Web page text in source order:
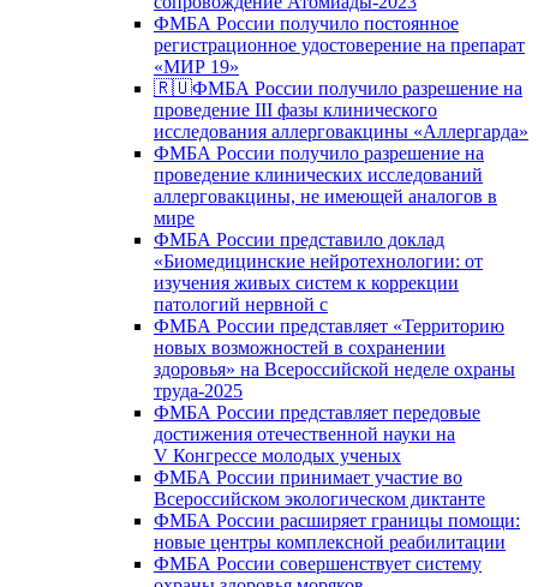
ФМБА России получило постоянное
регистрационное удостоверение на препарат
«МИР 19»
🇷🇺ФМБА России получило разрешение на
проведение III фазы клинического
исследования аллерговакцины «Аллергарда»
ФМБА России получило разрешение на
проведение клинических исследований
аллерговакцины, не имеющей аналогов в
мире
ФМБА России представило доклад
«Биомедицинские нейротехнологии: от
изучения живых систем к коррекции
патологий нервной с
ФМБА России представляет «Территорию
новых возможностей в сохранении
здоровья» на Всероссийской неделе охраны
труда-2025
ФМБА России представляет передовые
достижения отечественной науки на
V Конгрессе молодых ученых
ФМБА России принимает участие во
Всероссийском экологическом диктанте
ФМБА России расширяет границы помощи:
новые центры комплексной реабилитации
ФМБА России совершенствует систему